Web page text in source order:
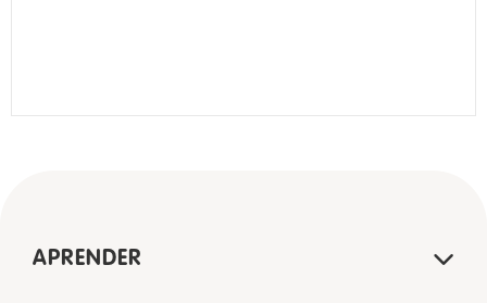
APRENDER